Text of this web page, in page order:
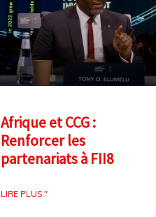
Afrique et CCG :
Renforcer les
partenariats à FII8
LIRE PLUS "